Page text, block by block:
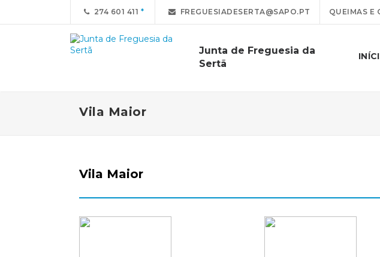
274 601 411 FREGUESIADESERTA@SAPO.PT QUEIMAS E
Junta de Freguesia da
Sertã
Vila Maior
Vila Maior